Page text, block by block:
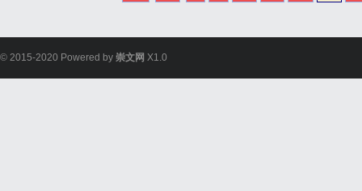
© 2015-2020 Powered by 崇文网 X1.0